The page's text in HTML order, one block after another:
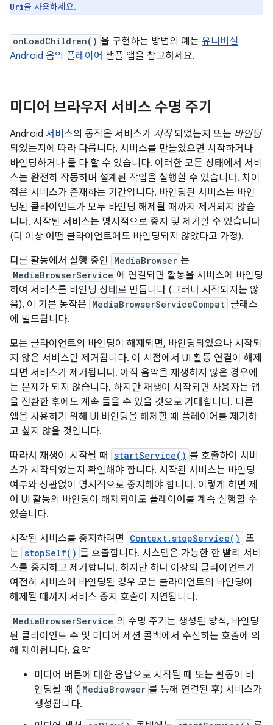
Uri을 사용하세요.
onLoadChildren() 을 구현하는 방법의 예는 유니버설
Android 음악 플레이어 샘플 앱을 참고하세요.
미디어 브라우저 서비스 수명 주기
Android 서비스의 동작은 서비스가 시작되었는지 또는 바인딩
되었는지에 따라 다릅니다. 서비스를 만들었으면 시작하거나
바인딩하거나 둘 다 할 수 있습니다. 이러한 모든 상태에서 서비
스는 완전히 작동하며 설계된 작업을 실행할 수 있습니다. 차이
점은 서비스가 존재하는 기간입니다. 바인딩된 서비스는 바인
딩된 클라이언트가 모두 바인딩 해제될 때까지 제거되지 않습
니다. 시작된 서비스는 명시적으로 중지 및 제거할 수 있습니다
(더 이상 어떤 클라이언트에도 바인딩되지 않았다고 가정).
다른 활동에서 실행 중인
MediaBrowser 는
MediaBrowserService 에 연결되면 활동을 서비스에 바인딩
하여 서비스를 바인딩 상태로 만듭니다 (그러나 시작되지는 않
음). 이 기본 동작은 MediaBrowserServiceCompat 클래스
에 빌드됩니다.
모든 클라이언트의 바인딩이 해제되면, 바인딩되었으나 시작되
지 않은 서비스만 제거됩니다. 이 시점에서 UI 활동 연결이 해제
되면 서비스가 제거됩니다. 아직 음악을 재생하지 않은 경우에
는 문제가 되지 않습니다. 하지만 재생이 시작되면 사용자는 앱
을 전환한 후에도 계속 들을 수 있을 것으로 기대합니다. 다른
앱을 사용하기 위해 UI 바인딩을 해제할 때 플레이어를 제거하
고 싶지 않을 것입니다.
따라서 재생이 시작될 때
startService() 를 호출하여 서비
스가 시작되었는지 확인해야 합니다. 시작된 서비스는 바인딩
여부와 상관없이 명시적으로 중지해야 합니다. 이렇게 하면 제
어 UI 활동의 바인딩이 해제되어도 플레이어를 계속 실행할 수
있습니다.
시작된 서비스를 중지하려면
Context.stopService()
또
는 stopSelf() 를 호출합니다. 시스템은 가능한 한 빨리 서비
스를 중지하고 제거합니다. 하지만 하나 이상의 클라이언트가
여전히 서비스에 바인딩된 경우 모든 클라이언트의 바인딩이
해제될 때까지 서비스 중지 호출이 지연됩니다.
MediaBrowserService 의 수명 주기는 생성된 방식, 바인딩
된 클라이언트 수 및 미디어 세션 콜백에서 수신하는 호출에 의
해 제어됩니다. 요약
미디어 버튼에 대한 응답으로 시작될 때 또는 활동이 바
인딩될 때 ( MediaBrowser 를 통해 연결된 후) 서비스가
생성됩니다.